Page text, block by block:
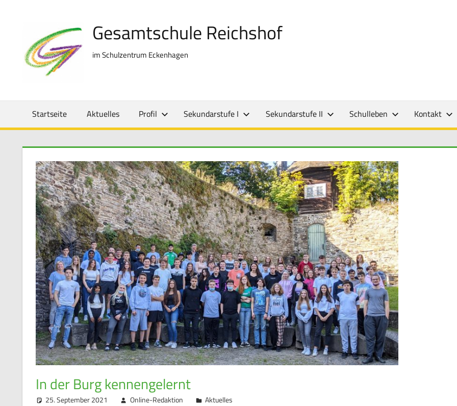
Gesamtschule Reichshof
im Schulzentrum Eckenhagen
Startseite Aktuelles Profil Sekundarstufe I Sekundarstufe II Schulleben Kontakt
In der Burg kennengelernt
25. September 2021 Online-Redaktion Aktuelles